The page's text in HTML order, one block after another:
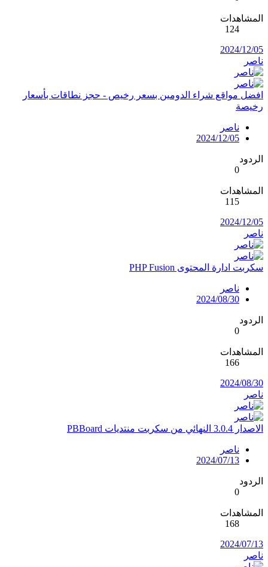
المشاهدات
124
2024/12/05
ناصر
افضل مواقع شراء الدومين بسعر رخيص - حجز نطاقات بأسعار
رخيصة
ناصر
2024/12/05
الردود
0
المشاهدات
115
2024/12/05
ناصر
سكربت ادارة المحتوى PHP Fusion
ناصر
2024/08/30
الردود
0
المشاهدات
166
2024/08/30
ناصر
الاصدار 3.0.4 النهائي من سكربت منتديات PBBoard
ناصر
2024/07/13
الردود
0
المشاهدات
168
2024/07/13
ناصر